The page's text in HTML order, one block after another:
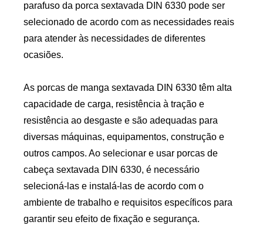
parafuso da porca sextavada DIN 6330 pode ser
selecionado de acordo com as necessidades reais
para atender às necessidades de diferentes
ocasiões.
As porcas de manga sextavada DIN 6330 têm alta
capacidade de carga, resistência à tração e
resistência ao desgaste e são adequadas para
diversas máquinas, equipamentos, construção e
outros campos. Ao selecionar e usar porcas de
cabeça sextavada DIN 6330, é necessário
selecioná-las e instalá-las de acordo com o
ambiente de trabalho e requisitos específicos para
garantir seu efeito de fixação e segurança.